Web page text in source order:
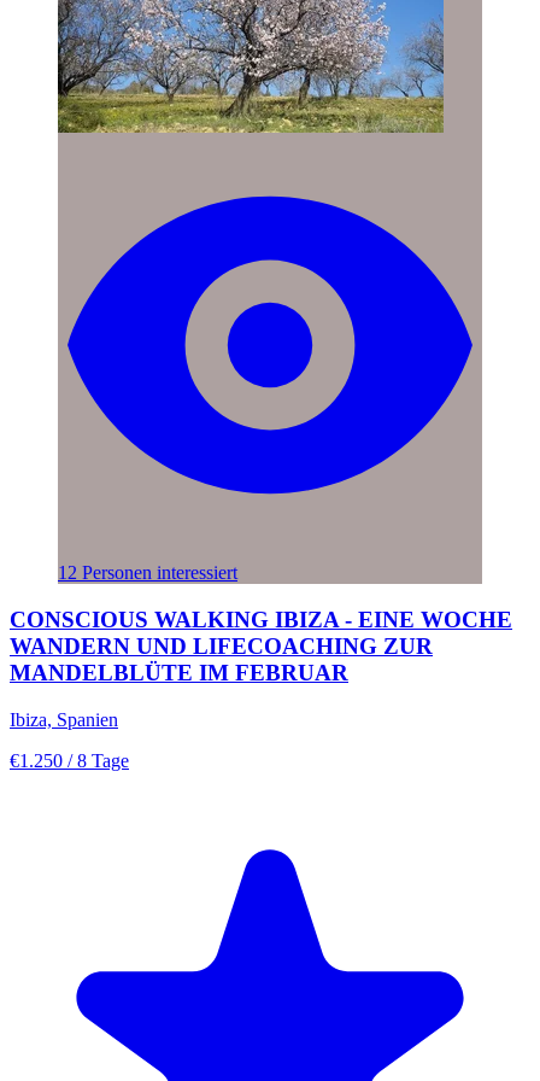
12 Personen interessiert
CONSCIOUS WALKING IBIZA - EINE WOCHE
WANDERN UND LIFECOACHING ZUR
MANDELBLÜTE IM FEBRUAR
Ibiza, Spanien
€1.250 / 8 Tage